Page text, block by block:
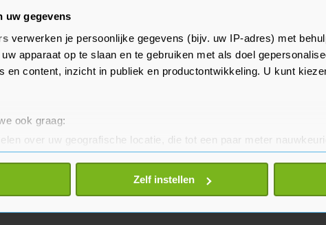
uw gegevens
verwerken je persoonlijke gegevens (bijv. uw IP-adres) met
apparaat op te slaan en te gebruiken met als doel
en content, inzicht in publiek en productontwikkeling. U kunt
ook graag:
over uw geografische locatie, die tot een paar meter
door het actief te scannen op specifieke eigenschappen
gegevens worden verwerkt en stel uw voorkeuren in het
wijzigen of intrekken in de Cookieverklaring.
Zelf instellen